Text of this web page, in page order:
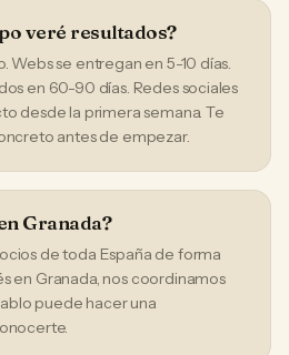
veré resultados?
Webs se entregan en 5-10 días.
en 60-90 días. Redes sociales
desde la primera semana. Te
antes de empezar.
Granada?
de toda España de forma
en Granada, nos coordinamos
puede hacer una